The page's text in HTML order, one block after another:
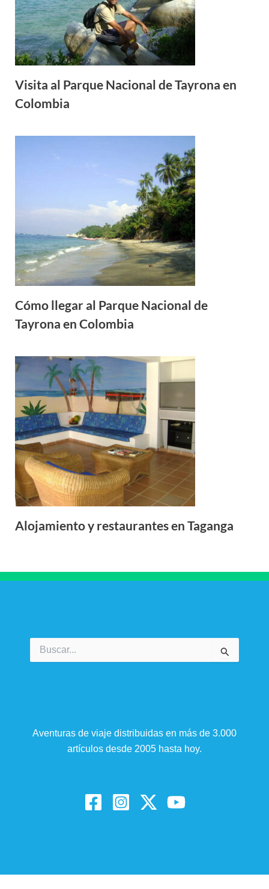
Visita al Parque Nacional de Tayrona en
Colombia
Cómo llegar al Parque Nacional de
Tayrona en Colombia
Alojamiento y restaurantes en Taganga
Buscar
por:
Aventuras de viaje distribuidas en más de 3.000
artículos desde 2005 hasta hoy.